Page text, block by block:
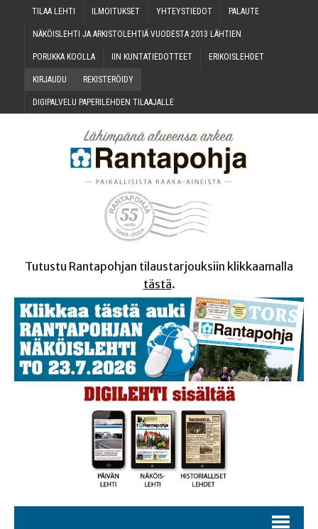
TILAA LEH­TI ILMOI­TUK­SET YHTEYS­TIE­DOT PALAU­TE
NÄKÖIS­LEH­TI JA ARKIS­TO­LEH­TIÄ VUO­DES­TA 2013 LÄHTIEN
PORUK­KA KOOLLA IIN KUN­TA­TIE­DOT­TEET ERI­KOIS­LEH­DET
KIR­JAU­DU REKIS­TE­RÖI­DY
DIGI­PAL­VE­LU PAPE­RI­LEH­DEN TILAAJALLE
Tutustu Rantapohjan tilaustarjouksiin klikkaamalla
tästä.